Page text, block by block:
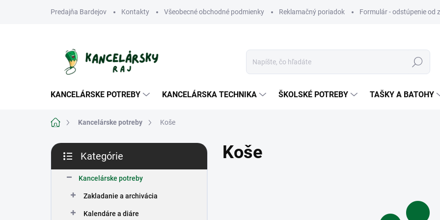
Predajňa Bardejov Kontakty Všeobecné obchodné podmienky Reklamačný poriadok Formulár - odstúpenie od
Hľadať
KANCELÁRSKE POTREBY KANCELÁRSKA TECHNIKA ŠKOLSKÉ POTREBY TAŠKY A BATOHY
DomovKancelárske potreby Koše
B
č
kategórie
Kategórie
Kancelárske potreby
Zakladanie a archivácia
Kalendáre a diáre
Koše